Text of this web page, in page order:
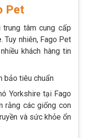
Pet
trung tâm cung cấp
. Tuy nhiên, Fago Pet
khách hàng tin
bảo tiêu chuẩn
Yorkshire tại Fago
rằng các giống con
và sức khỏe ổn